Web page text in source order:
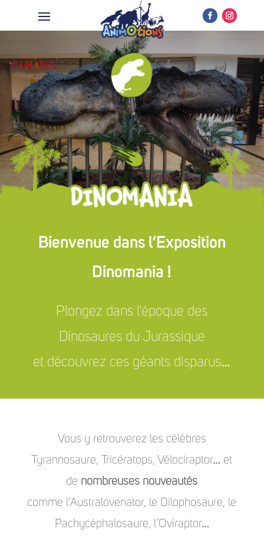
Bienvenue dans l’Exposition
Dinomania !
Plongez dans l’époque des
Dinosaures du Jurassique
et découvrez ces géants disparus…
Vous y retrouverez les célèbres
Tyrannosaure, Tricératops, Vélociraptor… et
de nombreuses nouveautés
comme l’Australovenator, le Dilophosaure, le
Pachycéphalosaure, l’Oviraptor…